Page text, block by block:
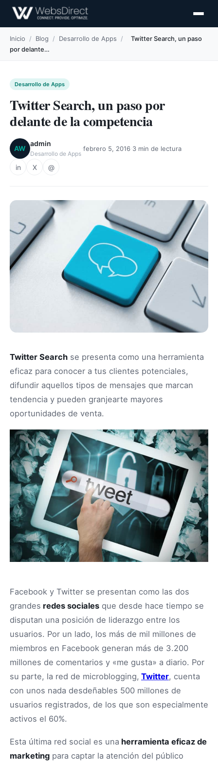
Inicio / Blog / Desarrollo de Apps /
Twitter Search, un paso
por delante…
Desarrollo de Apps
Twitter Search, un paso por
delante de la competencia
AW
admin
Desarrollo de Apps
febrero 5, 2016 3 min de lectura
in X @
Twitter Search se presenta como una herramienta
eficaz para conocer a tus clientes potenciales,
difundir aquellos tipos de mensajes que marcan
tendencia y pueden granjearte mayores
oportunidades de venta.
Facebook y Twitter se presentan como las dos
grandes redes sociales que desde hace tiempo se
disputan una posición de liderazgo entre los
usuarios. Por un lado, los más de mil millones de
miembros en Facebook generan más de 3.200
millones de comentarios y «me gusta» a diario. Por
su parte, la red de microblogging, Twitter, cuenta
con unos nada desdeñables 500 millones de
usuarios registrados, de los que son especialmente
activos el 60%.
Esta última red social es una herramienta eficaz de
marketing para captar la atención del público